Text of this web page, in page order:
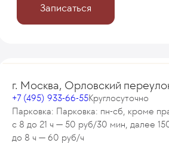
Записаться
г. Москва, Орловский
+7 (495) 933-66-55Круглосуточно
Парковка: Парковка: пн-сб, кроме
с 8 до 21 ч — 50 руб/30 мин, далее
до 8 ч — 60 руб/ч